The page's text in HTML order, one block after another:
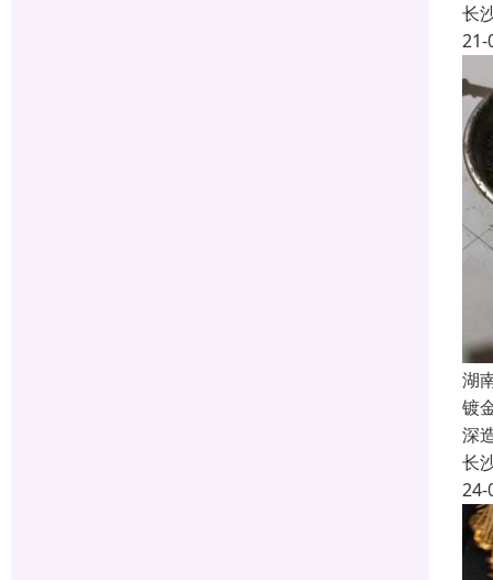
长
21-
湖
镀
深
长
24-